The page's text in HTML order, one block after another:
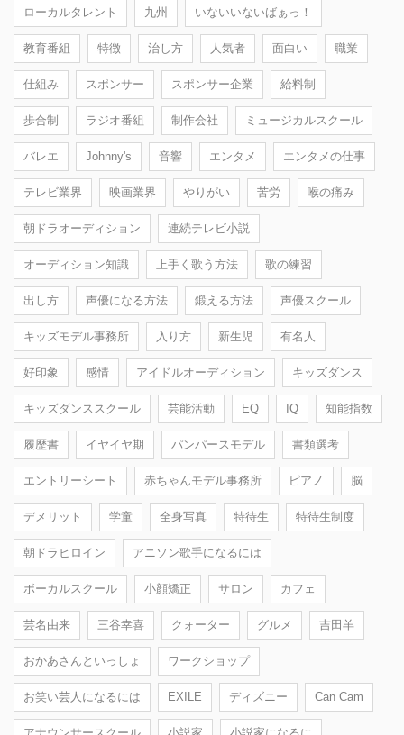
ローカルタレント 九州 いないいないばぁっ！
教育番組 特徴 治し方 人気者 面白い 職業
仕組み スポンサー スポンサー企業 給料制
歩合制 ラジオ番組 制作会社 ミュージカルスクール
バレエ Johnny's 音響 エンタメ エンタメの仕事
テレビ業界 映画業界 やりがい 苦労 喉の痛み
朝ドラオーディション 連続テレビ小説
オーディション知識 上手く歌う方法 歌の練習
出し方 声優になる方法 鍛える方法 声優スクール
キッズモデル事務所 入り方 新生児 有名人
好印象 感情 アイドルオーディション キッズダンス
キッズダンススクール 芸能活動 EQ IQ 知能指数
履歴書 イヤイヤ期 パンパースモデル 書類選考
エントリーシート 赤ちゃんモデル事務所 ピアノ 脳
デメリット 学童 全身写真 特待生 特待生制度
朝ドラヒロイン アニソン歌手になるには
ボーカルスクール 小顔矯正 サロン カフェ
芸名由来 三谷幸喜 クォーター グルメ 吉田羊
おかあさんといっしょ ワークショップ
お笑い芸人になるには EXILE ディズニー Can Cam